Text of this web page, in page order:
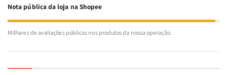
Nota pública da loja na Shopee
Milhares de avaliações públicas nos produtos da nossa operação.